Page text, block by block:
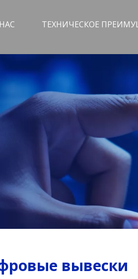
ТЕХНИЧЕСКОЕ
вывески